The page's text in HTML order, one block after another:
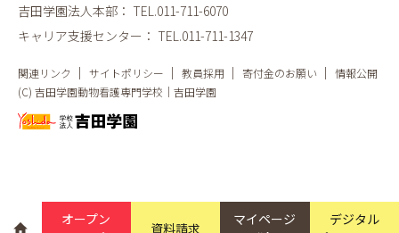
吉田学園法人本部： TEL.011-711-6070
キャリア支援センター： TEL.011-711-1347
関連リンク サイトポリシー 教員採用 寄付金のお願い
情報公開
(C) 吉田学園動物看護専門学校｜吉田学園
オープン
資料請求
マイページ
デジタル